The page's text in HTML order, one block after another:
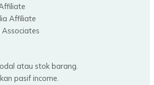
Affiliate
atau stok barang.
pasif income.